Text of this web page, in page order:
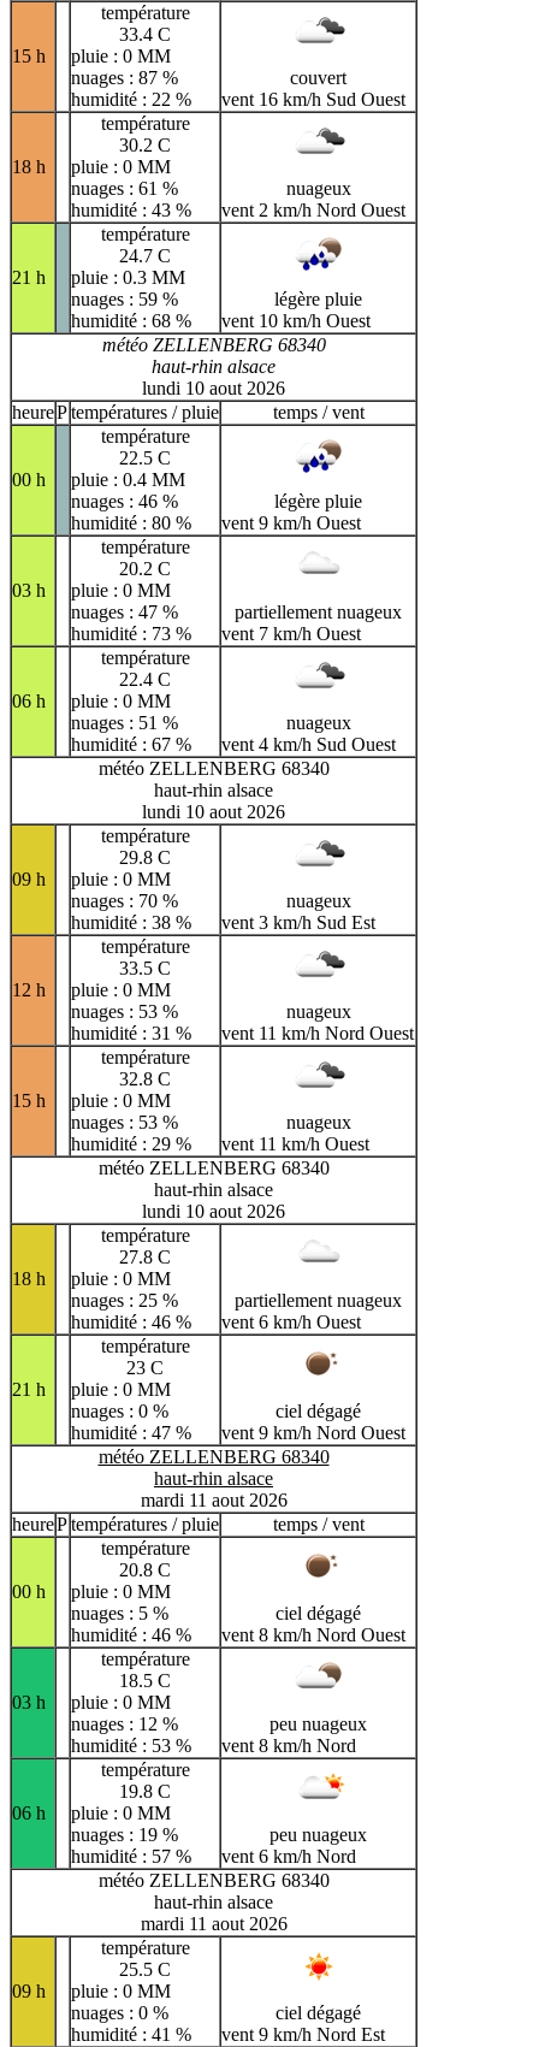
15 h
température
33.4 C
pluie : 0 MM
nuages : 87 %
humidité : 22 %
couvert
vent 16 km/h Sud Ouest
18 h
température
30.2 C
pluie : 0 MM
nuages : 61 %
humidité : 43 %
nuageux
vent 2 km/h Nord Ouest
21 h
température
24.7 C
pluie : 0.3 MM
nuages : 59 %
humidité : 68 %
légère pluie
vent 10 km/h Ouest
météo ZELLENBERG 68340
haut-rhin alsace
lundi 10 aout 2026
heurePtempératures / pluie temps / vent
00 h
température
22.5 C
pluie : 0.4 MM
nuages : 46 %
humidité : 80 %
légère pluie
vent 9 km/h Ouest
03 h
température
20.2 C
pluie : 0 MM
nuages : 47 %
humidité : 73 %
partiellement nuageux
vent 7 km/h Ouest
06 h
température
22.4 C
pluie : 0 MM
nuages : 51 %
humidité : 67 %
nuageux
vent 4 km/h Sud Ouest
météo ZELLENBERG 68340
haut-rhin alsace
lundi 10 aout 2026
09 h
température
29.8 C
pluie : 0 MM
nuages : 70 %
humidité : 38 %
nuageux
vent 3 km/h Sud Est
12 h
température
33.5 C
pluie : 0 MM
nuages : 53 %
humidité : 31 %
nuageux
vent 11 km/h Nord Ouest
15 h
température
32.8 C
pluie : 0 MM
nuages : 53 %
humidité : 29 %
nuageux
vent 11 km/h Ouest
météo ZELLENBERG 68340
haut-rhin alsace
lundi 10 aout 2026
18 h
température
27.8 C
pluie : 0 MM
nuages : 25 %
humidité : 46 %
partiellement nuageux
vent 6 km/h Ouest
21 h
température
23 C
pluie : 0 MM
nuages : 0 %
humidité : 47 %
ciel dégagé
vent 9 km/h Nord Ouest
météo ZELLENBERG 68340
haut-rhin alsace
mardi 11 aout 2026
heurePtempératures / pluie temps / vent
00 h
température
20.8 C
pluie : 0 MM
nuages : 5 %
humidité : 46 %
ciel dégagé
vent 8 km/h Nord Ouest
03 h
température
18.5 C
pluie : 0 MM
nuages : 12 %
humidité : 53 %
peu nuageux
vent 8 km/h Nord
06 h
température
19.8 C
pluie : 0 MM
nuages : 19 %
humidité : 57 %
peu nuageux
vent 6 km/h Nord
météo ZELLENBERG 68340
haut-rhin alsace
mardi 11 aout 2026
09 h
température
25.5 C
pluie : 0 MM
nuages : 0 %
humidité : 41 %
ciel dégagé
vent 9 km/h Nord Est